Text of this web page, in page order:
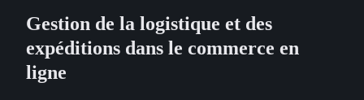
Gestion de la logistique et des
expéditions dans le commerce en
ligne